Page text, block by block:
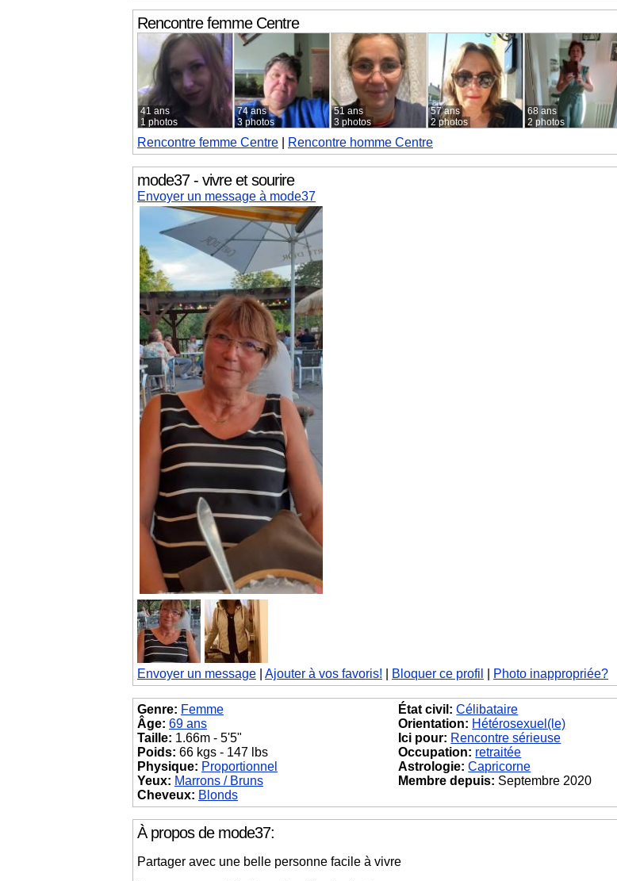
Rencontre femmeCentre
41 ans
1 photos
74 ans
3 photos
51 ans
3 photos
57 ans
2 photos
68 ans
2 photos
Rencontre femme Centre Rencontre homme Centre
mode37 - vivre et sourire
Envoyer un message à mode37
Envoyer un message Ajouter à vos favoris! Bloquer ce profil Photo inappropriée?
Genre: Femme
Âge: 69 ans
Taille: 1.66m - 5'5"
Poids: 66 kgs - 147 lbs
Physique: Proportionnel
Yeux: Marrons / Bruns
Cheveux: Blonds
État civil: Célibataire
Orientation: Hétérosexuel(le)
Ici pour: Rencontre sérieuse
Occupation: retraitée
Astrologie: Capricorne
Membre depuis: Septembre 2020
À propos de mode37:
Partager avec une belle personne facile à vivre